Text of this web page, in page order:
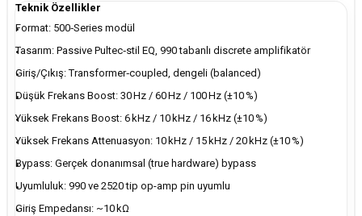
Teknik Özellikler
Format: 500‑Series modül
Tasarım: Passive Pultec‑stil EQ, 990 tabanlı discrete amplifikatör
Giriş/Çıkış: Transformer‑coupled, dengeli (balanced)
Düşük Frekans Boost: 30 Hz / 60 Hz / 100 Hz (±10 %)
Yüksek Frekans Boost: 6 kHz / 10 kHz / 16 kHz (±10 %)
Yüksek Frekans Attenuasyon: 10 kHz / 15 kHz / 20 kHz (±10 %)
Bypass: Gerçek donanımsal (true hardware) bypass
Uyumluluk: 990 ve 2520 tip op-amp pin uyumlu
Giriş Empedansı: ~10 kΩ